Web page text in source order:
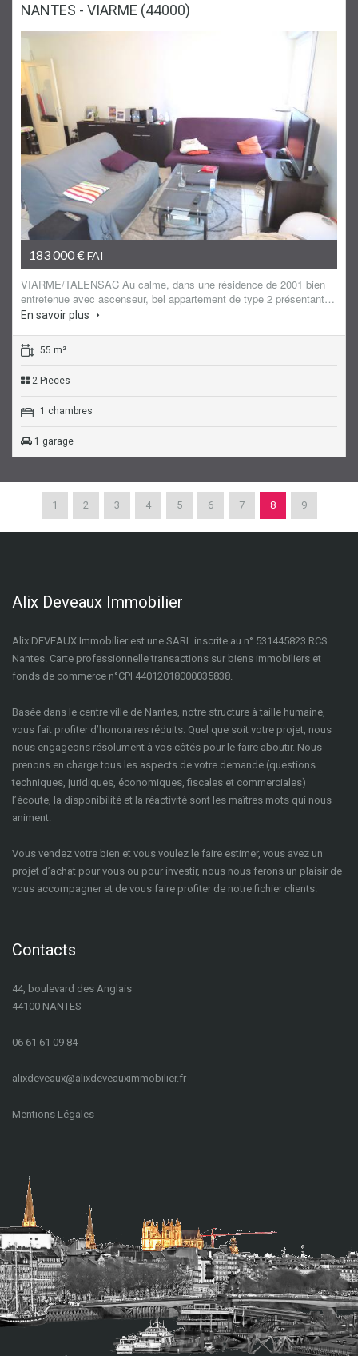
NANTES - VIARME (44000)
183 000 €FAI
VIARME/TALENSAC Au calme, dans une résidence de 2001 bien
entretenue avec ascenseur, bel appartement de type 2 présentant…
En savoir plus
55 m²
2 Pieces
1 chambres
1 garage
1 2 3 4 5 6 7 8 9
Alix Deveaux Immobilier
Alix DEVEAUX Immobilier est une SARL inscrite au n° 531445823 RCS
Nantes. Carte professionnelle transactions sur biens immobiliers et
fonds de commerce n°CPI 44012018000035838.
Basée dans le centre ville de Nantes, notre structure à taille humaine,
vous fait profiter d’honoraires réduits. Quel que soit votre projet, nous
nous engageons résolument à vos côtés pour le faire aboutir. Nous
prenons en charge tous les aspects de votre demande (questions
techniques, juridiques, économiques, fiscales et commerciales)
l’écoute, la disponibilité et la réactivité sont les maîtres mots qui nous
animent.
Vous vendez votre bien et vous voulez le faire estimer, vous avez un
projet d’achat pour vous ou pour investir, nous nous ferons un plaisir de
vous accompagner et de vous faire profiter de notre fichier clients.
Contacts
44, boulevard des Anglais
44100 NANTES
06 61 61 09 84
a lixdeveaux@alixdeveauximmobilier.fr
Mentions Légales